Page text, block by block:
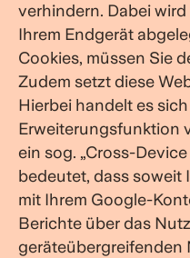
verhindern. Dabei
Ihrem Endgerät
Cookies, müssen Sie
Zudem setzt diese
Hierbei handelt es
Erweiterungsfunktion
ein sog. „Cross-
bedeutet, dass soweit
mit Ihrem Google-
Berichte über das
geräteübergreifenden